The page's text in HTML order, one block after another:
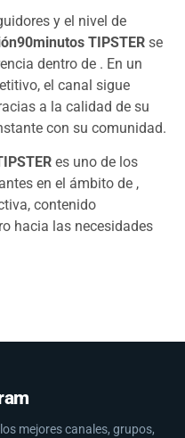
y el nivel de
TIPSTER se
dentro de . En un
el canal sigue
a la calidad de su
con su comunidad.
es uno de los
en el ámbito de ,
contenido
hacia las necesidades
mejores canales, grupos,